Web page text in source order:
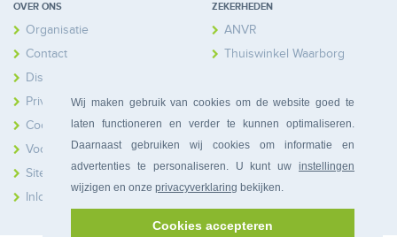
Wij maken gebruik van cookies om de website goed te
laten functioneren en verder te kunnen optimaliseren.
Daarnaast gebruiken wij cookies om informatie en
advertenties te personaliseren. U kunt uw instellingen
wijzigen en onze privacyverklaring bekijken.
Cookies accepteren
OVER ONS
Organisatie
Contact
Disclaimer
Privacy
Cookies
Voorwaarden
Sitemap
Inloggen Huiseigenaren
ZEKERHEDEN
ANVR
Thuiswinkel Waarborg